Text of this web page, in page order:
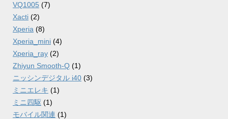
VQ1005 (7)
Xacti (2)
Xperia (8)
Xperia_mini (4)
Xperia_ray (2)
Zhiyun Smooth-Q (1)
ニッシンデジタル i40 (3)
ミニエレキ (1)
ミニ四駆 (1)
モバイル関連 (1)